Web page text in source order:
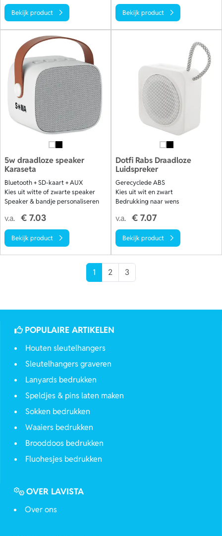
Bekijk product Bekijk product
5w draadloze speaker
Karaseta
Bluetooth + SD-kaart + AUX
Kies uit witte of zwarte speaker
Speaker & bandje personaliseren
v.a. € 7.03
Bekijk product
Dotfi Rabs Draadloze
Luidspreker
Gerecyclede ABS
Kies uit wit en zwart
Bedrukking naar wens
v.a. € 7.07
Bekijk product
1 2 3
POPULAIRE ARTIKELEN
Houten sleutelhangers
Sleutelhangers graveren
Lanyards bedrukken
Speldjes & pins laten maken
Sokken bedrukken
Waaiers bedrukken
Brooddoos bedrukken
Fluohesjes bedrukken
OVER LAVISTA
Over ons